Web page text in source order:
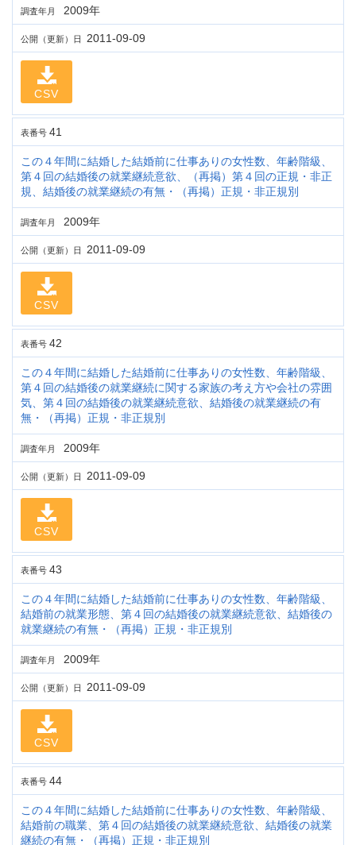
調査年月 2009年
公開（更新）日 2011-09-09
CSV
表番号 41
この４年間に結婚した結婚前に仕事ありの女性数、年齢階級、
第４回の結婚後の就業継続意欲、（再掲）第４回の正規・非正
規、結婚後の就業継続の有無・（再掲）正規・非正規別
調査年月 2009年
公開（更新）日 2011-09-09
CSV
表番号 42
この４年間に結婚した結婚前に仕事ありの女性数、年齢階級、
第４回の結婚後の就業継続に関する家族の考え方や会社の雰囲
気、第４回の結婚後の就業継続意欲、結婚後の就業継続の有
無・（再掲）正規・非正規別
調査年月 2009年
公開（更新）日 2011-09-09
CSV
表番号 43
この４年間に結婚した結婚前に仕事ありの女性数、年齢階級、
結婚前の就業形態、第４回の結婚後の就業継続意欲、結婚後の
就業継続の有無・（再掲）正規・非正規別
調査年月 2009年
公開（更新）日 2011-09-09
CSV
表番号 44
この４年間に結婚した結婚前に仕事ありの女性数、年齢階級、
結婚前の職業、第４回の結婚後の就業継続意欲、結婚後の就業
継続の有無・（再掲）正規・非正規別